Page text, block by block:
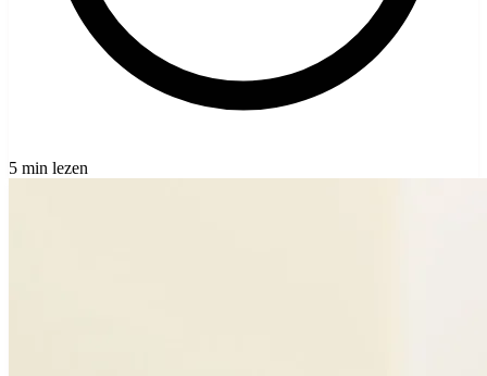
5 min lezen